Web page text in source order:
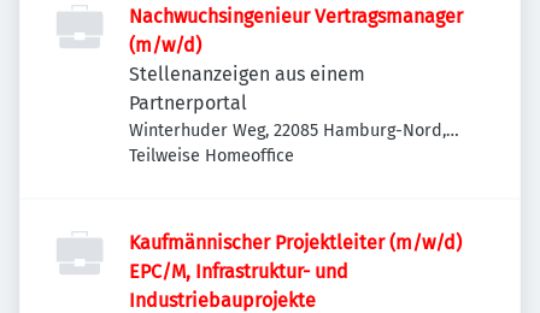
Nachwuchsingenieur Vertragsmanager
(m/w/d)
Stellenanzeigen aus einem
Partnerportal
Winterhuder Weg, 22085 Hamburg-Nord,
Deutschland
Teilweise Homeoffice
Kaufmännischer Projektleiter (m/w/d)
EPC/M, Infrastruktur- und
Industriebauprojekte